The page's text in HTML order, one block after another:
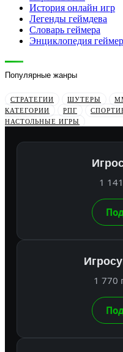
История онлайн игр
Легенды геймдева
Словарь геймера
Энциклопедия
Популярные жанры
СТРАТЕГИИ ШУТЕРЫ
КАТЕГОРИИ
РПГ
НАСТОЛЬНЫЕ ИГРЫ
1
1 770